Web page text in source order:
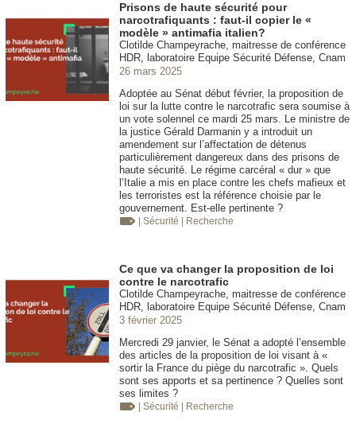
Prisons de haute sécurité pour
narcotrafiquants : faut-il copier le «
modèle » antimafia italien?
Clotilde Champeyrache, maitresse de conférence
HDR, laboratoire Equipe Sécurité Défense, Cnam
26 mars 2025
Adoptée au Sénat début février, la proposition de
loi sur la lutte contre le narcotrafic sera soumise à
un vote solennel ce mardi 25 mars. Le ministre de
la justice Gérald Darmanin y a introduit un
amendement sur l’affectation de détenus
particulièrement dangereux dans des prisons de
haute sécurité. Le régime carcéral « dur » que
l’Italie a mis en place contre les chefs mafieux et
les terroristes est la référence choisie par le
gouvernement. Est-elle pertinente ?
| Sécurité | Recherche
Ce que va changer la proposition de loi
contre le narcotrafic
Clotilde Champeyrache, maitresse de conférence
HDR, laboratoire Equipe Sécurité Défense, Cnam
3 février 2025
Mercredi 29 janvier, le Sénat a adopté l’ensemble
des articles de la proposition de loi visant à «
sortir la France du piège du narcotrafic ». Quels
sont ses apports et sa pertinence ? Quelles sont
ses limites ?
| Sécurité | Recherche